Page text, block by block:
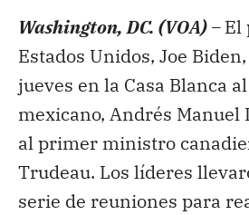
Washington, DC. (VOA) –El
Estados Unidos, Joe
jueves en la Casa Blanca
mexicano, Andrés Manuel
al primer ministro
Trudeau. Los líderes
serie de reuniones para